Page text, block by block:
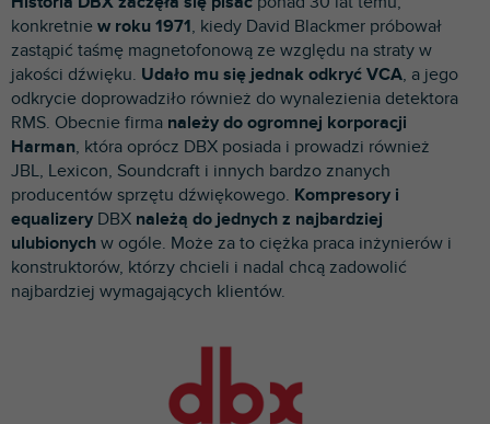
konkretnie w roku 1971, kiedy David Blackmer próbował
zastąpić taśmę magnetofonową ze względu na straty w
jakości dźwięku. Udało mu się jednak odkryć VCA, a jego
odkrycie doprowadziło również do wynalezienia detektora
RMS. Obecnie firma należy do ogromnej korporacji
Harman, która oprócz DBX posiada i prowadzi również
JBL, Lexicon, Soundcraft i innych bardzo znanych
producentów sprzętu dźwiękowego. Kompresory i
equalizery DBX należą do jednych z najbardziej
ulubionych w ogóle. Może za to ciężka praca inżynierów i
konstruktorów, którzy chcieli i nadal chcą zadowolić
najbardziej wymagających klientów.
p
r
o
d
u
k
t
ó
w